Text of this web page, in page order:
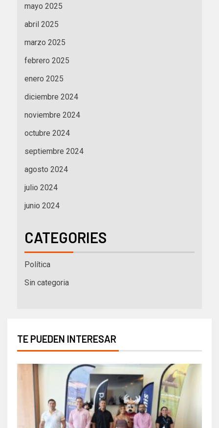
mayo 2025
abril 2025
marzo 2025
febrero 2025
enero 2025
diciembre 2024
noviembre 2024
octubre 2024
septiembre 2024
agosto 2024
julio 2024
junio 2024
CATEGORIES
Política
Sin categoria
TE PUEDEN INTERESAR